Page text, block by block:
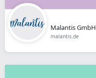
Malantis GmbH
malantis.de